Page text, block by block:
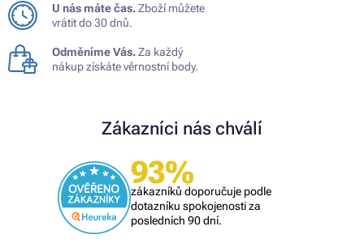
U nás máte čas.Zboží můžete
vrátit do 30 dnů.
Odměníme Vás.Za každý
nákup získáte věrnostní body.
Zákazníci nás chválí
93%
zákazníků doporučuje podle
dotazníku spokojenosti za
posledních 90 dní.